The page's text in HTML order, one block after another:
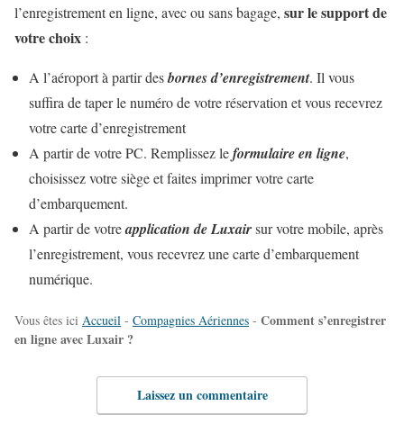
l’enregistrement en ligne, avec ou sans bagage, sur le support de
votre choix :
A l’aéroport à partir desbornes d’enregistrement. Il vous
suffira de taper le numéro de votre réservation et vous recevrez
votre carte d’enregistrement
A partir de votre PC. Remplissez leformulaire en ligne,
choisissez votre siège et faites imprimer votre carte
d’embarquement.
A partir de votreapplication de Luxairsur votre mobile, après
l’enregistrement, vous recevrez une carte d’embarquement
numérique.
Vous êtes ici Accueil - Compagnies Aériennes - Comment s’enregistrer
en ligne avec Luxair ?
Laissez un commentaire